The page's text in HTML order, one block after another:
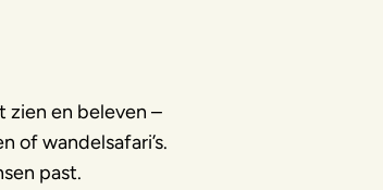
zien en beleven –
of wandelsafari’s.
past.